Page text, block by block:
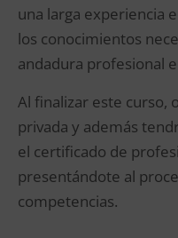
una larga experiencia
los conocimientos
andadura profesional
Al finalizar este curso,
privada y además
el certificado de
presentándote al
competencias.